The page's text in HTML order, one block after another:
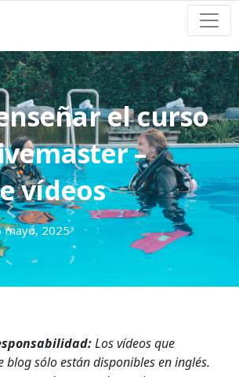
el curso
–
vídeos
mayo, 2025
Los vídeos que
blog sólo están disponibles en inglés.